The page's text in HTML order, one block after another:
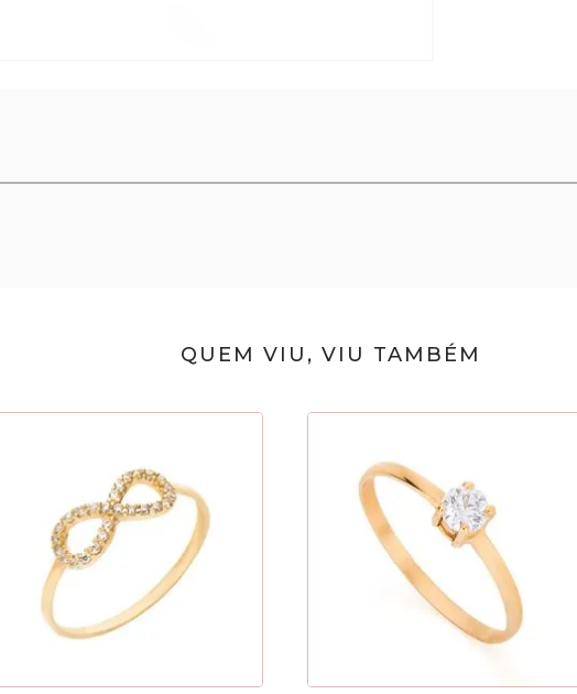
QUEM VIU, VIU TAMBÉM